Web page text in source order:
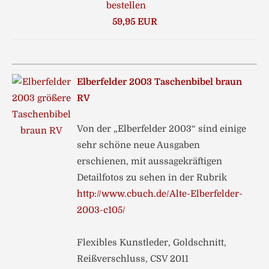
59,95 EUR
Elberfelder 2003 Taschenbibel braun
RV
Von der „Elberfelder 2003“ sind einige
sehr schöne neue Ausgaben
erschienen, mit aussagekräftigen
Detailfotos zu sehen in der Rubrik
http://www.cbuch.de/Alte-Elberfelder-
2003-c105/
Flexibles Kunstleder, Goldschnitt,
Reißverschluss, CSV 2011